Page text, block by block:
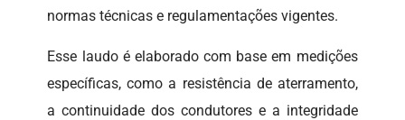
normas técnicas e regulamentações vigentes.
Esse laudo é elaborado com base em medições
específicas, como a resistência de aterramento,
a continuidade dos condutores e a integridade